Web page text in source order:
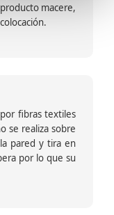
macere,
fibras textiles
se realiza sobre
pared y tira en
por lo que su